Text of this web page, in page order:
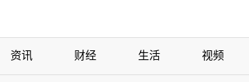
资讯 财经 生活 视频